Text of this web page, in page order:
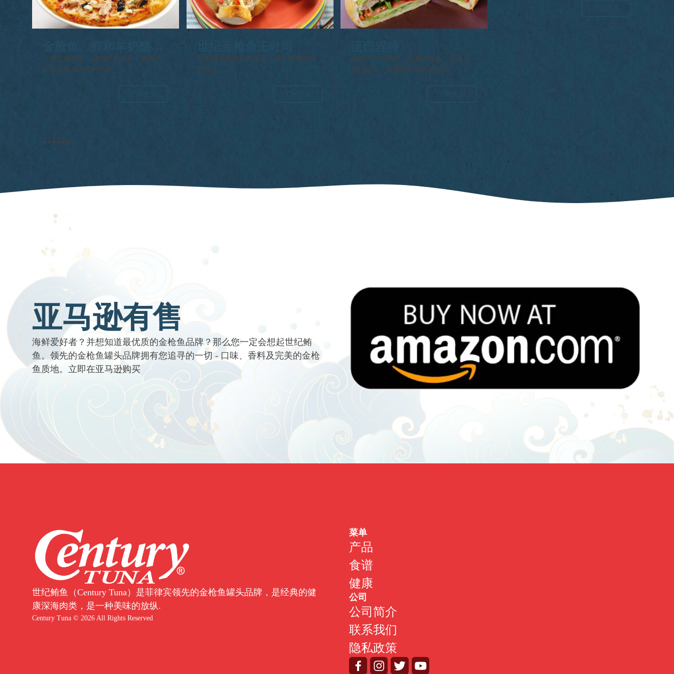
萨
一种口感轻盈、薄饼皮的披萨，搭配了
虾和金枪鱼的海鲜组合。
世纪金枪鱼王吐司
配有奶油酱的金枪鱼块，铺在酥脆的烤
面包上。
法式外带三明治，填有金枪鱼、蔬菜和
第戎醋汁，塞进酸面包的硬壳里。
1 2345
亚马逊有售
海鲜爱好者？并想知道最优质的金枪鱼品牌？那么您一定会想起世纪鲔
鱼。领先的金枪鱼罐头品牌拥有您追寻的一切 - 口味、香料及完美的金枪
鱼质地。立即在亚马逊购买
世纪鲔鱼（Century Tuna）是菲律宾领先的金枪鱼罐头品牌，是经典的健
康深海肉类，是一种美味的放纵.
Century Tuna © 2026 All Rights Reserved
菜单
产品
食谱
健康
公司
公司简介
联系我们
隐私政策